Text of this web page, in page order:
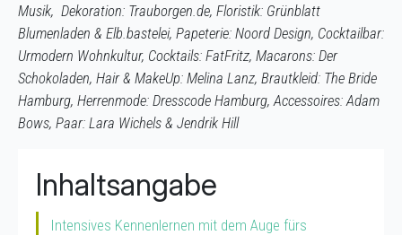
Musik, Dekoration: Trauborgen.de, Floristik: Grünblatt
Blumenladen & Elb.bastelei, Papeterie: Noord Design, Cocktailbar:
Urmodern Wohnkultur, Cocktails: FatFritz, Macarons: Der
Schokoladen, Hair & MakeUp: Melina Lanz, Brautkleid: The Bride
Hamburg, Herrenmode: Dresscode Hamburg, Accessoires: Adam
Bows, Paar: Lara Wichels & Jendrik Hill
Inhaltsangabe
Intensives Kennenlernen mit dem Auge fürs